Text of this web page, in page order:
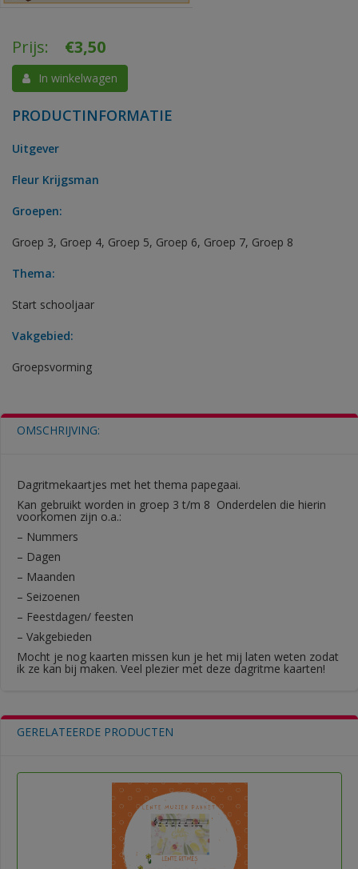
Prijs: €3,50
In winkelwagen
PRODUCTINFORMATIE
Uitgever
Fleur Krijgsman
Groepen:
Groep 3, Groep 4, Groep 5, Groep 6, Groep 7, Groep 8
Thema:
Start schooljaar
Vakgebied:
Groepsvorming
OMSCHRIJVING:
Dagritmekaartjes met het thema papegaai.
Kan gebruikt worden in groep 3 t/m 8 Onderdelen die hierin
voorkomen zijn o.a.:
– Nummers
– Dagen
– Maanden
– Seizoenen
– Feestdagen/ feesten
– Vakgebieden
Mocht je nog kaarten missen kun je het mij laten weten zodat
ik ze kan bij maken. Veel plezier met deze dagritme kaarten!
GERELATEERDE PRODUCTEN